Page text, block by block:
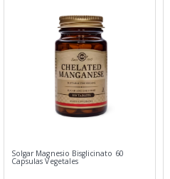
Solgar Magnesio Bisglicinato 60
Capsulas Vegetales